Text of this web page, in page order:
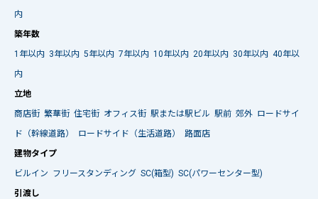
内
築年数
1年以内 3年以内 5年以内 7年以内 10年以内 20年以内 30年以内 40年以
内
立地
商店街 繁華街 住宅街 オフィス街 駅または駅ビル 駅前 郊外 ロードサイ
ド（幹線道路）
ロードサイド（生活道路）
路面店
建物タイプ
ビルイン フリースタンディング SC(箱型) SC(パワーセンター型)
引渡し